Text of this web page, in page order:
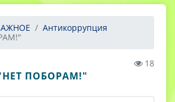
Антикоррупция
18
ПОБОРАМ!"